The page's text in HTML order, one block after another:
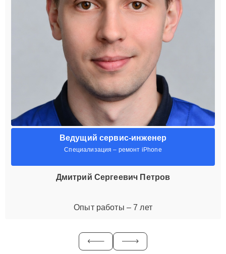
Ведущий сервис-инженер
Специализация – ремонт iPhone
Дмитрий Сергеевич Петров
Опыт работы – 7 лет